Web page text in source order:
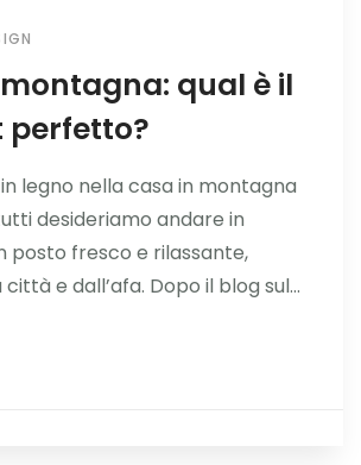
qual è il
perfetto?
legno nella casa in montagna
desideriamo andare in
posto fresco e rilassante,
e dall’afa. Dopo il blog sul...